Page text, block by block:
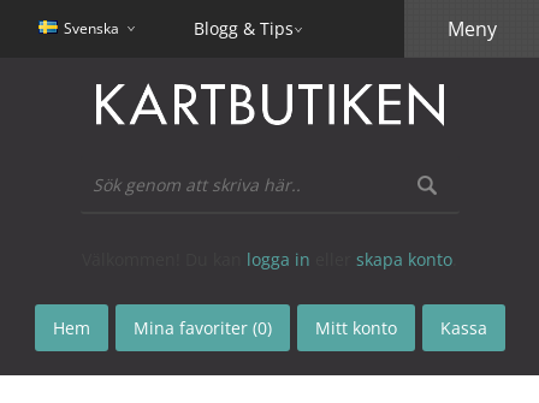
Svenska Blogg & Tips
logga in skapa konto
Hem Mina favoriter (0) Mitt konto Kassa
Meny